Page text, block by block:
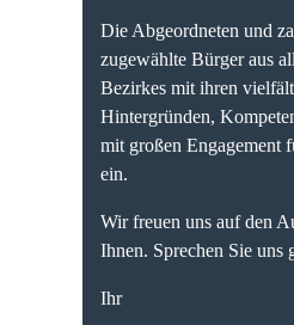
Die Abgeordneten und
zugewählte Bürger aus
Bezirkes mit ihren
Hintergründen,
mit großen Engagement
ein.
Wir freuen uns auf den
Ihnen. Sprechen Sie uns
Ihr